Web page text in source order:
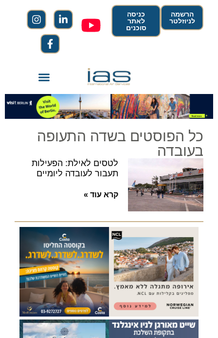
הרשמה
לניוזלטר
כניסה
לאתר
סוכנים
כל הפוסטים בשדה התעופה
בעובדה
לטסים לאילת: הפעילות
תעבור לעובדה ליומיים
קרא עוד »